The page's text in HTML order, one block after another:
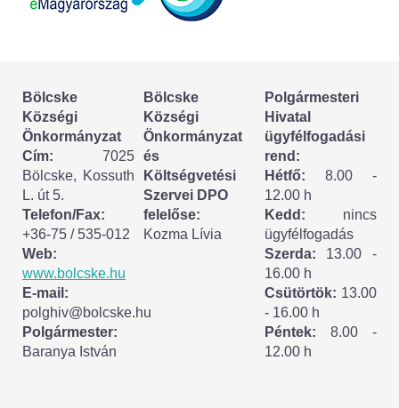
ESEMÉNYEK
TESTVÉRTELEPÜLÉSÜNK:
CSÍKSZÉPVÍZ
VÁLASZTÁSI INFORMÁCIÓK
Választási szervek
Választási ügyintézés
2024. évi általános választások
Bölcske
Községi
Önkormányzat
Cím: 7025
Bölcske, Kossuth
L. út 5.
Telefon/Fax:
+36-75 / 535-012
Web:
www.bolcske.hu
E-mail:
polghiv@bolcske.hu
Polgármester:
Baranya István
Bölcske
Községi
Önkormányzat
és
Költségvetési
Szervei DPO
felelőse:
Kozma Lívia
Polgármesteri
Hivatal
ügyfélfogadási
rend:
Hétfő: 8.00 -
12.00 h
Kedd: nincs
ügyfélfogadás
Szerda: 13.00 -
16.00 h
Csütörtök: 13.00
- 16.00 h
Péntek: 8.00 -
12.00 h